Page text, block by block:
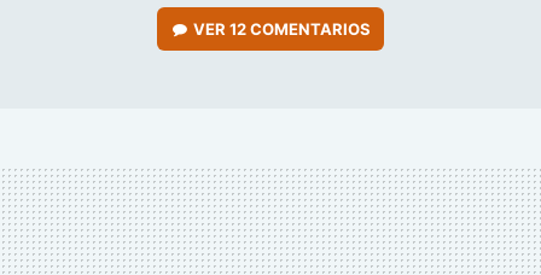
VER12 COMENTARIOS